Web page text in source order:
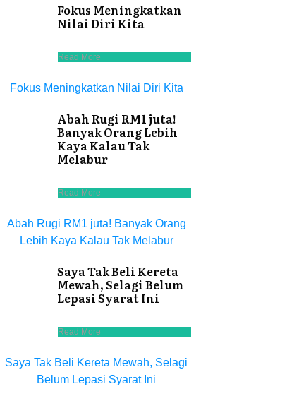
Fokus Meningkatkan
Nilai Diri Kita
Read More
Fokus Meningkatkan Nilai Diri Kita
Abah Rugi RM1 juta!
Banyak Orang Lebih
Kaya Kalau Tak
Melabur
Read More
Abah Rugi RM1 juta! Banyak Orang
Lebih Kaya Kalau Tak Melabur
Saya Tak Beli Kereta
Mewah, Selagi Belum
Lepasi Syarat Ini
Read More
Saya Tak Beli Kereta Mewah, Selagi
Belum Lepasi Syarat Ini